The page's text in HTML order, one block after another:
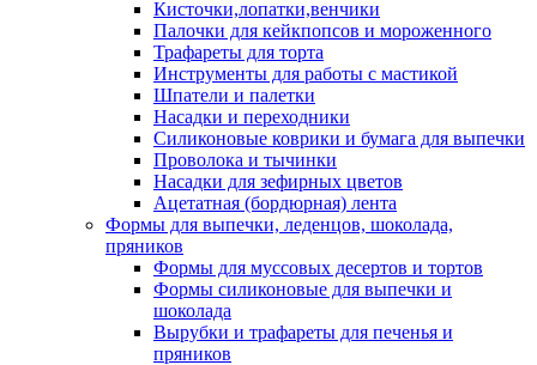
Кисточки,лопатки,венчики
Палочки для кейкпопсов и мороженного
Трафареты для торта
Инструменты для работы с мастикой
Шпатели и палетки
Насадки и переходники
Силиконовые коврики и бумага для выпечки
Проволока и тычинки
Насадки для зефирных цветов
Ацетатная (бордюрная) лента
Формы для выпечки, леденцов, шоколада,
пряников
Формы для муссовых десертов и тортов
Формы силиконовые для выпечки и
шоколада
Вырубки и трафареты для печенья и
пряников